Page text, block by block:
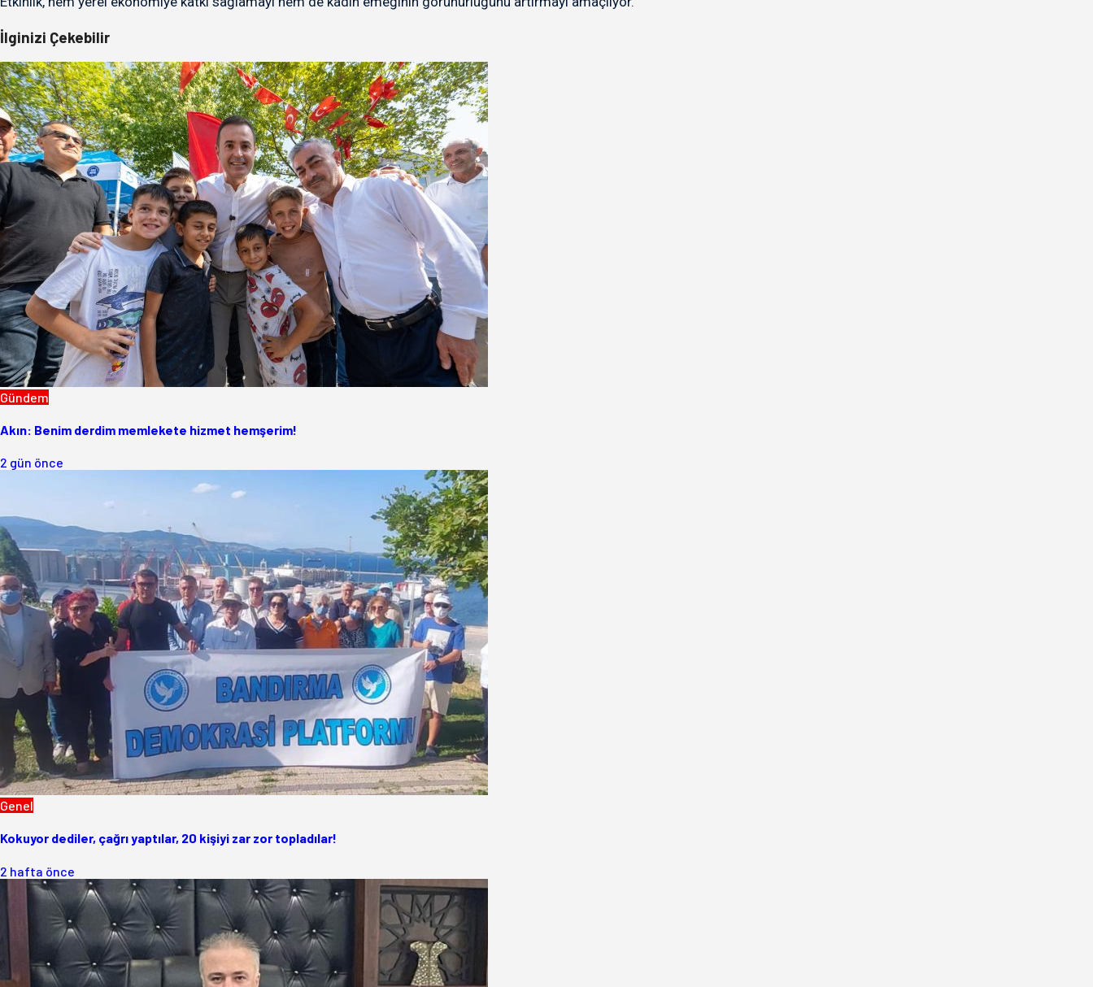
İlginizi Çekebilir
Gündem
Akın: Benim derdim memlekete hizmet hemşerim!
2 gün önce
Genel
Kokuyor dediler, çağrı yaptılar, 20 kişiyi zar zor topladılar!
2 hafta önce